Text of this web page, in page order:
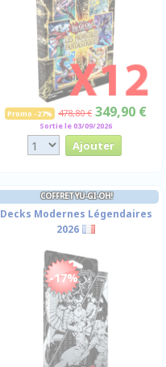
Promo -27% 478,80 € 349,90 €
Sortie le 03/09/2026
COFFRET YU-GI-OH!
Decks Modernes Légendaires
2026
-17%